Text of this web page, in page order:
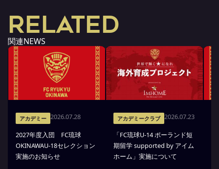
RELATED
関連NEWS
アカデミー 2026.07.28
2027年度入団 FC琉球
OKINAWAU-18セレクション
実施のお知らせ
アカデミークラブ 2026.07.23
「FC琉球U-14 ポーランド短
期留学 supported by アイム
ホーム」実施について